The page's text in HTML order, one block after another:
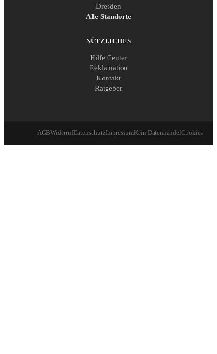
Dresden
Alle Standorte
NÜTZLICHES
Hilfe Center
Reklamation
Kontakt
Ratgeber
AGBWiderrufDatenschutzImpressumKein DatenhandelCookies